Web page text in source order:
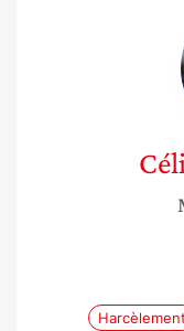
Harcèlement